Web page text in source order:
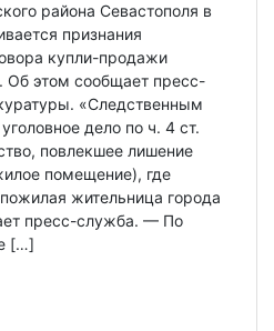
района Севастополя в
признания
купли-продажи
Об этом сообщает пресс-
«Следственным
дело по ч. 4 ст.
повлекшее лишение
помещение), где
жительница города
пресс-служба. — По
[…]